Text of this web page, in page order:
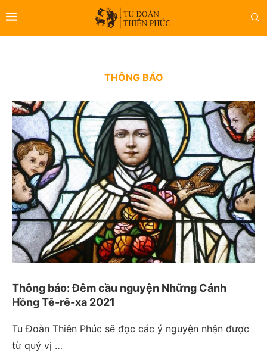
THÔNG BÁO
Thông báo: Đêm cầu nguyện Những Cánh
Hồng Tê-rê-xa 2021
Tu Đoàn Thiên Phúc sẽ đọc các ý nguyện nhận được
từ quý vị …